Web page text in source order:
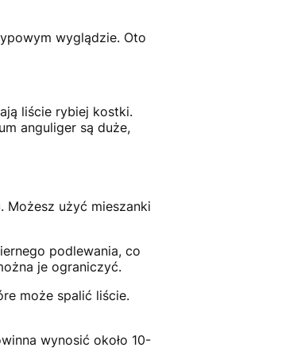
wyglądzie. Oto
liście rybiej kostki.
anguliger są duże,
Możesz użyć mieszanki
podlewania, co
je ograniczyć.
może spalić liście.
wynosić około 10-